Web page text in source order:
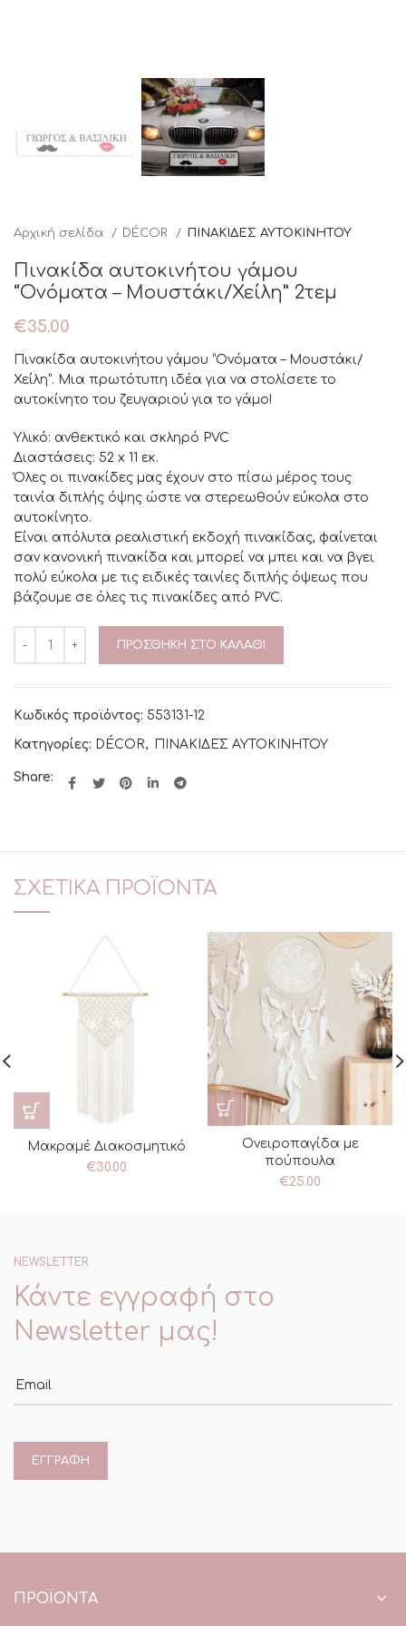
Αρχική σελίδα DÉCOR ΠΙΝΑΚΙΔΕΣ ΑΥΤΟΚΙΝΗΤΟΥ
Πινακίδα αυτοκινήτου γάμου
“Ονόματα – Μουστάκι/Χείλη” 2τεμ
€35.00
Πινακίδα αυτοκινήτου γάμου “Ονόματα – Μουστάκι/
Χείλη”. Μια πρωτότυπη ιδέα για να στολίσετε το
αυτοκίνητο του ζευγαριού για το γάμο!
Υλικό: ανθεκτικό και σκληρό PVC
Διαστάσεις: 52 x 11 εκ.
Όλες οι πινακίδες μας έχουν στο πίσω μέρος τους
ταινία διπλής όψης ώστε να στερεωθούν εύκολα στο
αυτοκίνητο.
Είναι απόλυτα ρεαλιστική εκδοχή πινακίδας, φαίνεται
σαν κανονική πινακίδα και μπορεί να μπει και να βγει
πολύ εύκολα με τις ειδικές ταινίες διπλής όψεως που
βάζουμε σε όλες τις πινακίδες από PVC.
ΠΡΟΣΘΉΚΗ ΣΤΟ ΚΑΛΆΘΙ
Κωδικός προϊόντος: 553131-12
Κατηγορίες: DÉCOR, ΠΙΝΑΚΙΔΕΣ ΑΥΤΟΚΙΝΗΤΟΥ
Share:
ΣΧΕΤΙΚΆ ΠΡΟΪΌΝΤΑ
Μακραμέ Διακοσμητικό
€30.00
Ονειροπαγίδα με
πούπουλα
€25.00
NEWSLETTER
Κάντε εγγραφή στο
Newsletter μας!
ΠΡΟΪΌΝΤΑ